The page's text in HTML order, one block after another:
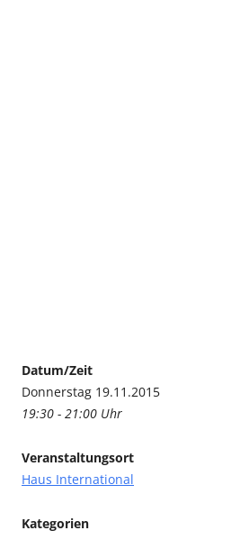
Datum/Zeit
Donnerstag 19.11.2015
19:30 - 21:00 Uhr
Veranstaltungsort
Haus International
Kategorien